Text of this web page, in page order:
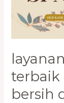
terbaik
bersih
Gading
–
Bersih
dan